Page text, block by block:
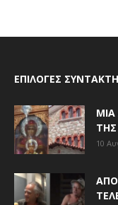
ΕΠΙΛΟΓΈΣ ΣΥΝΤΆΚΤΗ
10